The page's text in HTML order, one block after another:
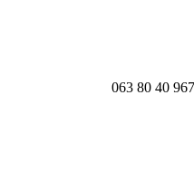
063 80 40 967